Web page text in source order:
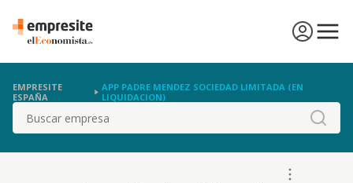
EMPRESITE
ESPAÑA
APP PADRE MENDEZ SOCIEDAD LIMITADA (EN
LIQUIDACION)
Buscar